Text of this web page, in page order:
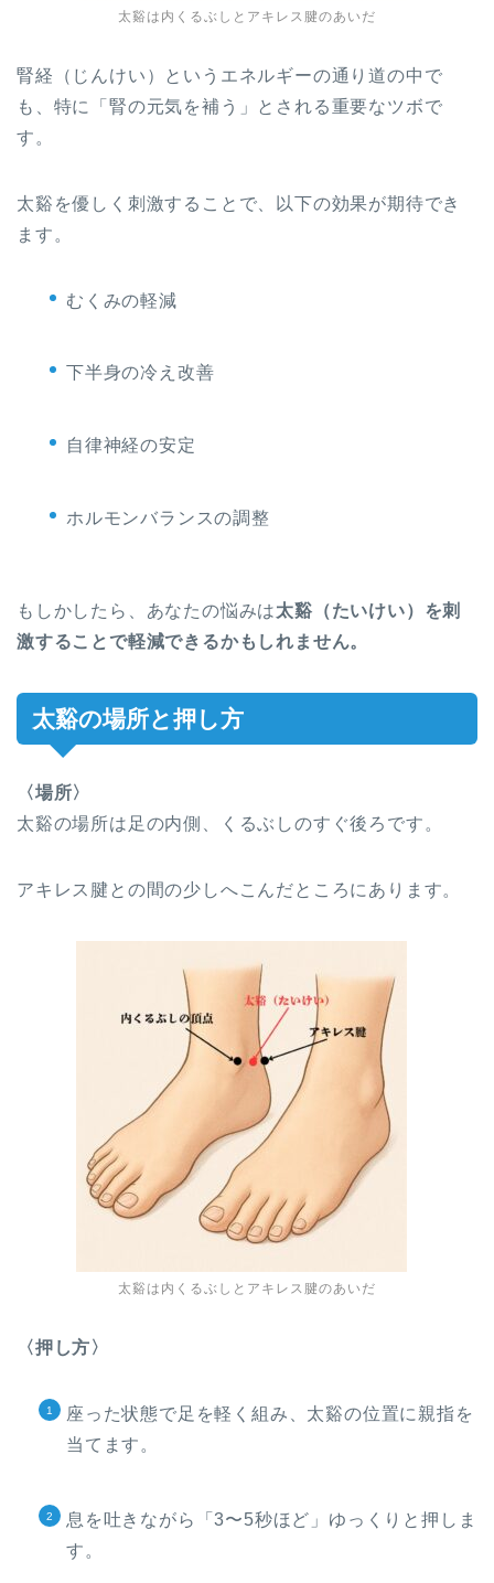
太谿は内くるぶしとアキレス腱のあいだ
腎経（じんけい）というエネルギーの通り道の中で
も、特に「腎の元気を補う」とされる重要なツボで
す。
太谿を優しく刺激することで、以下の効果が期待でき
ます。
むくみの軽減
下半身の冷え改善
自律神経の安定
ホルモンバランスの調整
もしかしたら、あなたの悩みは太谿（たいけい）を刺
激することで軽減できるかもしれません。
太谿の場所と押し方
〈場所〉
太谿の場所は足の内側、くるぶしのすぐ後ろです。
アキレス腱との間の少しへこんだところにあります。
太谿は内くるぶしとアキレス腱のあいだ
〈押し方〉
座った状態で足を軽く組み、太谿の位置に親指を
当てます。
息を吐きながら「3〜5秒ほど」ゆっくりと押しま
す。